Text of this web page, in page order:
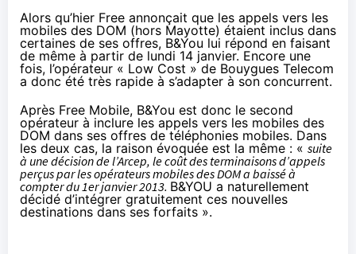
Alors qu’hier Free annonçait que les appels vers les
mobiles des DOM (hors Mayotte) étaient inclus dans
certaines de ses offres, B&You lui répond en faisant
de même à partir de lundi 14 janvier. Encore une
fois, l’opérateur « Low Cost » de Bouygues Telecom
a donc été très rapide à s’adapter à son concurrent.
Après Free Mobile, B&You est donc le second
opérateur à inclure les appels vers les mobiles des
DOM dans ses offres de téléphonies mobiles. Dans
les deux cas, la raison évoquée est la même : « suite
à une décision de l’Arcep, le coût des terminaisons d’appels
perçus par les opérateurs mobiles des DOM a baissé à
compter du 1er janvier 2013. B&YOU a naturellement
décidé d’intégrer gratuitement ces nouvelles
destinations dans ses forfaits ».